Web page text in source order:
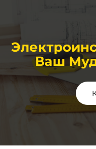
Ваш